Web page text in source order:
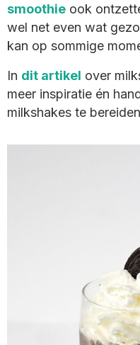
smoothie ook
wel net even wat
kan op sommige
In dit artikel over
meer inspiratie én
milkshakes te